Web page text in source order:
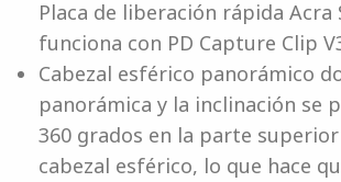
Placa de liberación rápida Acra
funciona con PD Capture Clip
Cabezal esférico panorámico
panorámica y la inclinación se
360 grados en la parte
cabezal esférico, lo que hace